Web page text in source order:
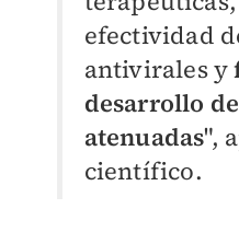
efectividad
antivirales y
desarrollo
atenuadas",
científico.